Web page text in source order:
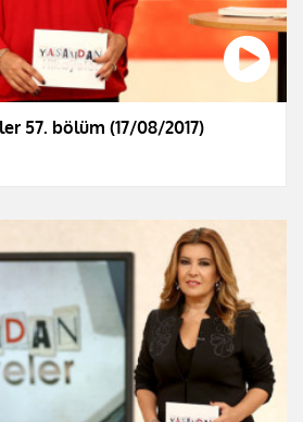
57. bölüm (17/08/2017)